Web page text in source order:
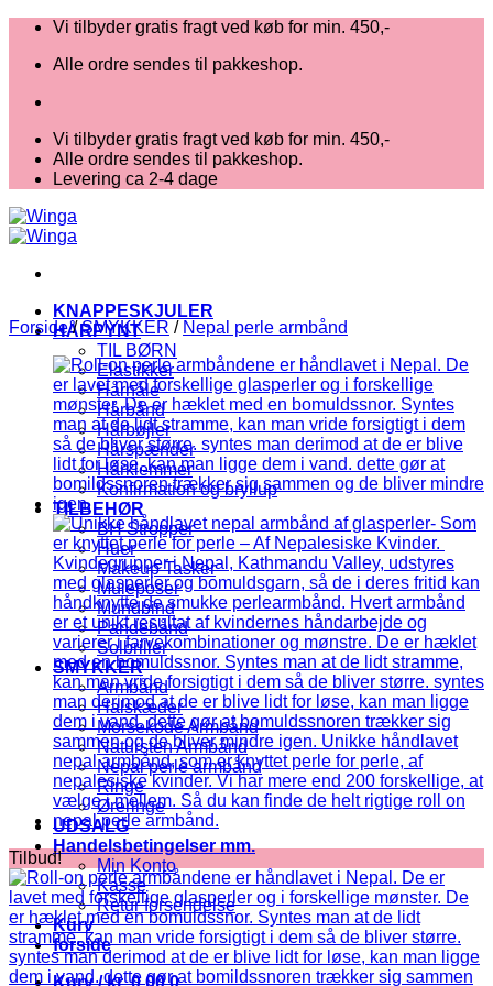
Fortsæt
indhold
Vi tilbyder gratis fragt ved køb for min. 450,-
Alle ordre sendes til pakkeshop.
Vi tilbyder gratis fragt ved køb for min. 450,-
Alle ordre sendes til pakkeshop.
Levering ca 2-4 dage
KNAPPESKJULER
HÅRPYNT
TIL BØRN
Elastikker
Hårnåle
Hårbånd
Hårbøjler
Hårspænder
Hårklemmer
Konfirmation og bryllup
TILBEHØR
BH Stropper
Huer
Makeup Tasker
Muleposer
Mundbind
Pandebånd
Solbriller
SMYKKER
Armbånd
Halskæder
Morsekode Armbånd
Natursten Armbånd
Nepal perle armbånd
Ringe
Øreringe
UDSALG
Handelsbetingelser mm.
Min Konto
Kasse
Retur forsendelse
Kurv
forside
Kurv /kr.0,00 0
Forside / SMYKKER / Nepal perle armbånd
Tilbud!